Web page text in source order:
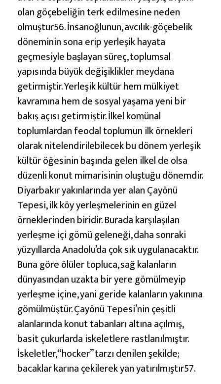
olan göçebeliğin terk edilmesine neden
olmuştur56. İnsanoğlunun, avcılık-göçebelik
döneminin sona erip yerleşik hayata
geçmesiyle başlayan süreç, toplumsal
yapısında büyük değişiklikler meydana
getirmiştir. Yerleşik kültür hem mülkiyet
kavramına hem de sosyal yaşama yeni bir
bakış açısı getirmiştir. İlkel komünal
toplumlardan feodal toplumun ilk örnekleri
olarak nitelendirilebilecek bu dönem yerleşik
kültür öğesinin başında gelen ilkel de olsa
düzenli konut mimarisinin oluştuğu dönemdir.
Diyarbakır yakınlarında yer alan Çayönü
Tepesi, ilk köy yerleşmelerinin en güzel
örneklerinden biridir. Burada karşılaşılan
yerleşme içi gömü geleneği, daha sonraki
yüzyıllarda Anadolu’da çok sık uygulanacaktır.
Buna göre ölüler topluca, sağ kalanların
dünyasından uzakta bir yere gömülmeyip
yerleşme içine, yani geride kalanların yakınına
gömülmüştür. Çayönü Tepesi’nin çeşitli
alanlarında konut tabanları altına açılmış,
basit çukurlarda iskeletlere rastlanılmıştır.
İskeletler, “hocker” tarzı denilen şekilde;
bacaklar karına çekilerek yan yatırılmıştır57.